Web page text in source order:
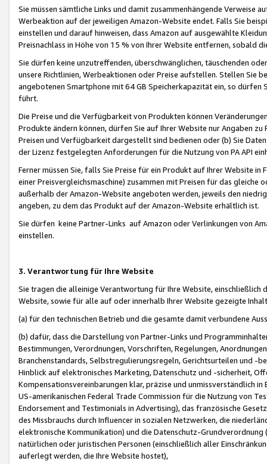
Sie müssen sämtliche Links und damit zusammenhängende
Werbeaktion auf der jeweiligen Amazon-Website endet. Falls Sie
einstellen und darauf hinweisen, dass Amazon auf ausgewählte
Preisnachlass in Höhe von 15 % von Ihrer Website entfernen, sobald
Sie dürfen keine unzutreffenden, überschwänglichen, täuschenden
unsere Richtlinien, Werbeaktionen oder Preise aufstellen. Stellen Sie
angebotenen Smartphone mit 64 GB Speicherkapazität ein, so dürfen
führt.
Die Preise und die Verfügbarkeit von Produkten können
Produkte ändern können, dürfen Sie auf Ihrer Website nur Angaben
Preisen und Verfügbarkeit dargestellt sind bedienen oder (b) Sie
der Lizenz festgelegten Anforderungen für die Nutzung von PA API
Ferner müssen Sie, falls Sie Preise für ein Produkt auf Ihrer Website
einer Preisvergleichsmaschine) zusammen mit Preisen für das
außerhalb der Amazon-Website angeboten werden, jeweils den
angeben, zu dem das Produkt auf der Amazon-Website erhältlich ist.
Sie dürfen keine Partner-Links auf Amazon oder Verlinkungen von
einstellen.
3. Verantwortung für Ihre Website
Sie tragen die alleinige Verantwortung für Ihre Website,
Website, sowie für alle auf oder innerhalb Ihrer Website gezeigte
(a) für den technischen Betrieb und die gesamte damit verbundene
(b) dafür, dass die Darstellung von Partner-Links und
Bestimmungen, Verordnungen, Vorschriften, Regelungen,
Branchenstandards, Selbstregulierungsregeln, Gerichtsurteilen und -
Hinblick auf elektronisches Marketing, Datenschutz und -sicherheit,
Kompensationsvereinbarungen klar, präzise und unmissverständlich
US-amerikanischen Federal Trade Commission für die Nutzung von
Endorsement and Testimonials in Advertising), das französische
des Missbrauchs durch Influencer in sozialen Netzwerken, die
elektronische Kommunikation) und die Datenschutz-
natürlichen oder juristischen Personen (einschließlich aller
auferlegt werden, die Ihre Website hostet),